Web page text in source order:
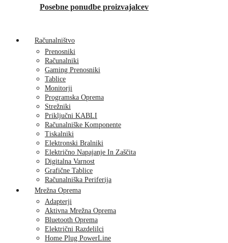
Posebne ponudbe proizvajalcev
Računalništvo
Prenosniki
Računalniki
Gaming Prenosniki
Tablice
Monitorji
Programska Oprema
Strežniki
Priključni KABLI
Računalniške Komponente
Tiskalniki
Elektronski Bralniki
Električno Napajanje In Zaščita
Digitalna Varnost
Grafične Tablice
Računalniška Periferija
Mrežna Oprema
Adapterji
Aktivna Mrežna Oprema
Bluetooth Oprema
Električni Razdelilci
Home Plug PowerLine